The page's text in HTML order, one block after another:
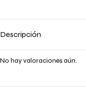
Descripción
No hay valoraciones aún.